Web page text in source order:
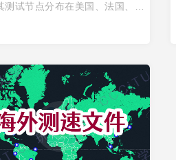
测试节点分布在美国、法国、英